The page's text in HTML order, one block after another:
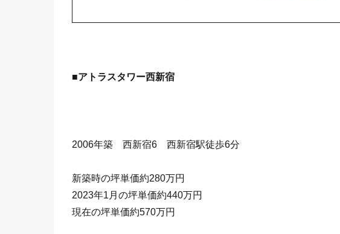
■アトラスタワー西新宿
2006年築 西新宿6 西新宿駅徒歩6分
新築時の坪単価約280万円
2023年1月の坪単価約440万円
現在の坪単価約570万円